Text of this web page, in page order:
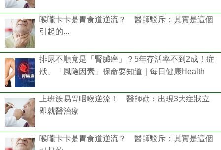
喉嚨卡卡是胃食道逆流？ 醫師駁斥：其實是這個
引起的...
排尿不順竟是「腎臟癌」？5年存活率不到2成！症
狀、「風險因素」保命要知道｜每日健康Health
上班族易胃咽喉逆流！ 醫師勸：出現3大症狀立
即就醫治療
喉嚨卡卡是胃食道逆流？ 醫師駁斥：其實是這個